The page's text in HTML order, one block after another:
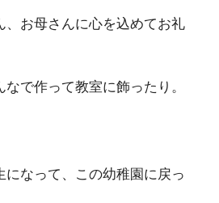
、お母さんに心を込めてお礼
で作って教室に飾ったり。
になって、この幼稚園に戻っ